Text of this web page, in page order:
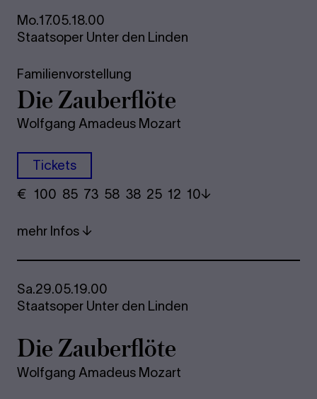
Mo.17.05.18.00
Staatsoper Unter den Linden
Familienvorstellung
Die Zau­ber­flö­te
Wolfgang Amadeus Mozart
Tickets
€ ​ 100 85 73​ 58 38 25​ 12 10
mehr Infos
Sa.29.05.19.00
Staatsoper Unter den Linden
Die Zau­ber­flö­te
Wolfgang Amadeus Mozart